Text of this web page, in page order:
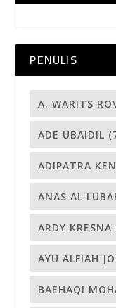
PENULIS
A. WARITS
ADE UBAIDIL
ADIPATRA
ANAS AL
ARDY KRESNA
AYU ALFIAH
BAEHAQI